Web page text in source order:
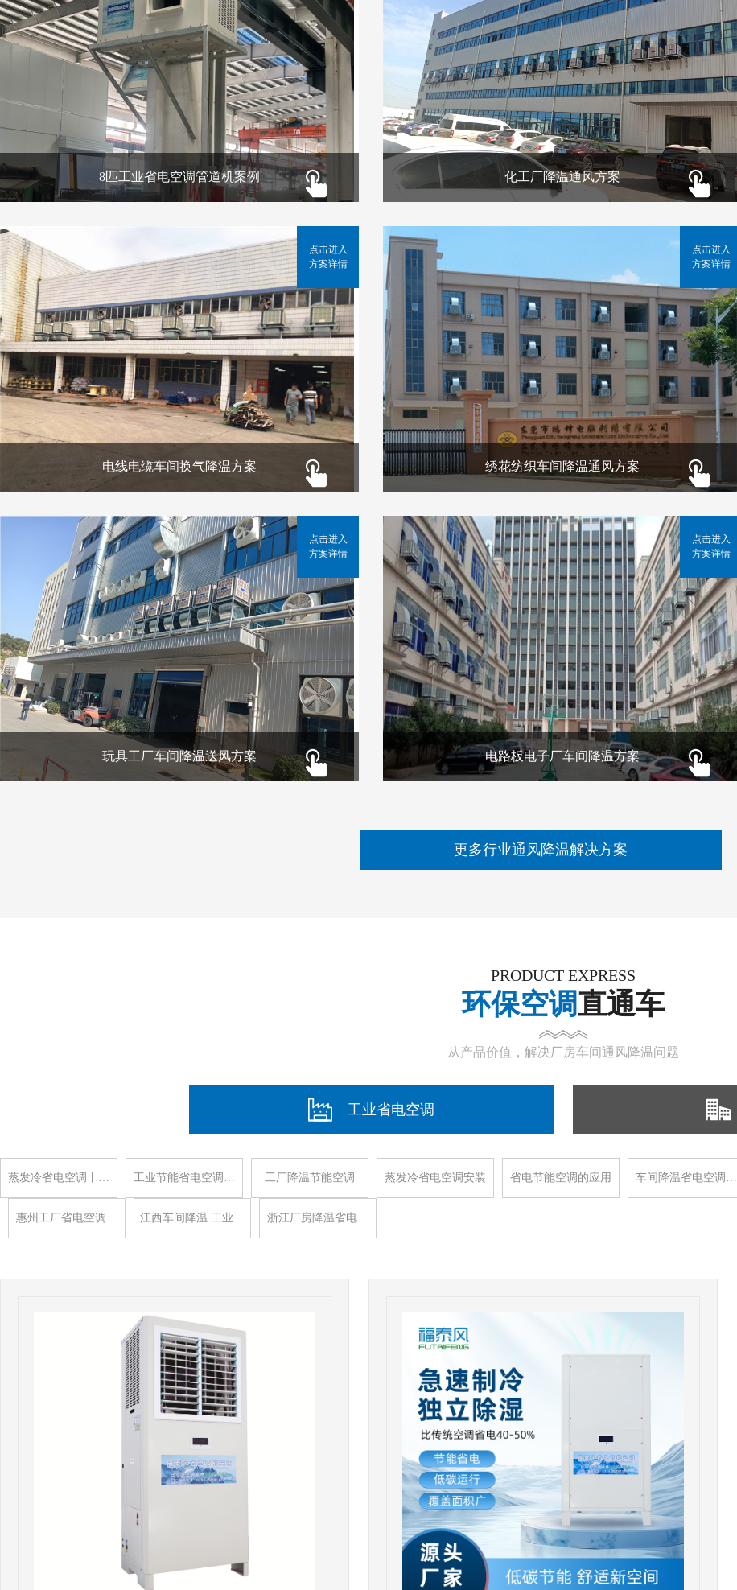
8匹工业省电空调管道机案例 化工厂降温通风方案
电线电缆车间换气降温方案
点击进入
方案详情
绣花纺织车间降温通风方案
点击进入
方案详情
玩具工厂车间降温送风方案
点击进入
方案详情
电路板电子厂车间降温方案
点击进入
方案详情
更多行业通风降温解决方案
PRODUCT EXPRESS
环保空调直通车
从产品价值，解决厂房车间通风降温问题
工业省电空调
蒸发冷省电空调丨… 工业节能省电空调… 工厂降温节能空调 蒸发冷省电空调安装 省电节能空调的应用 车间降温省电空调…
惠州工厂省电空调… 江西车间降温 工业… 浙江厂房降温省电…